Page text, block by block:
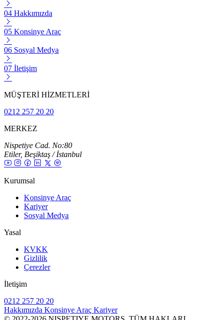
Hakkımızda
Konsinye Araç
Sosyal Medya
İletişim
MÜŞTERİ HİZMETLERİ
0212 257 20 20
MERKEZ
Nispetiye Cad. No:80
Etiler, Beşiktaş / İstanbul
Kurumsal
Konsinye Araç
Kariyer
Sosyal Medya
Yasal
KVKK
Gizlilik
Çerezler
İletişim
0212 257 20 20
Hakkımızda Konsinye Araç Kariyer